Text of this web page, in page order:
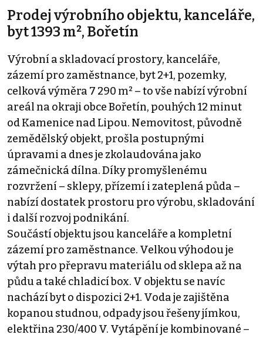
Prodej výrobního objektu, kanceláře,
byt 1393 m², Bořetín
Výrobní a skladovací prostory, kanceláře,
zázemí pro zaměstnance, byt 2+1, pozemky,
celková výměra 7 290 m² – to vše nabízí výrobní
areál na okraji obce Bořetín, pouhých 12 minut
od Kamenice nad Lipou. Nemovitost, původně
zemědělský objekt, prošla postupnými
úpravami a dnes je zkolaudována jako
zámečnická dílna. Díky promyšlenému
rozvržení – sklepy, přízemí i zateplená půda –
nabízí dostatek prostoru pro výrobu, skladování
i další rozvoj podnikání.
Součástí objektu jsou kanceláře a kompletní
zázemí pro zaměstnance. Velkou výhodou je
výtah pro přepravu materiálu od sklepa až na
půdu a také chladicí box. V objektu se navíc
nachází byt o dispozici 2+1. Voda je zajištěna
kopanou studnou, odpady jsou řešeny jímkou,
elektřina 230/400 V. Vytápění je kombinované –